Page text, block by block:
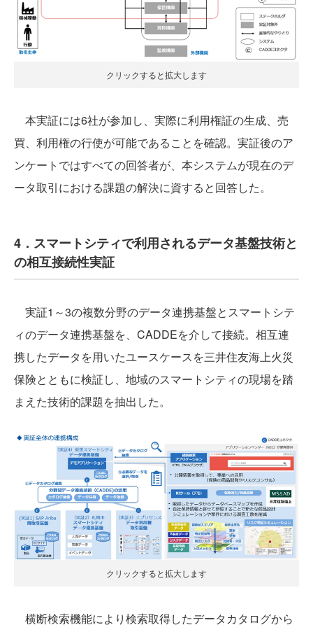
クリックすると拡大します
本実証には6社が参加し、実際に利用権証の生成、売
買、利用権の行使が可能であることを確認。実証後のア
ンケートではすべての回答者が、本システムが現在のデ
ータ取引における課題の解決に資すると回答した。
4．スマートシティで利用されるデータ基盤技術と
の相互接続性実証
実証1～3の複数分野のデータ連携基盤とスマートシテ
ィのデータ連携基盤を、CADDEを介して接続。相互連
携したデータを用いたユースケースを三井住友海上火災
保険とともに検証し、地域のスマートシティの現場を踏
まえた技術的課題を抽出した。
クリックすると拡大します
横断検索機能により検索取得したデータカタログから